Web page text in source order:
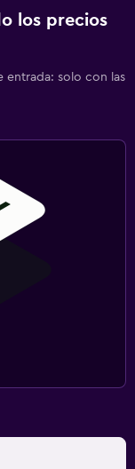
los precios
entrada: solo con las